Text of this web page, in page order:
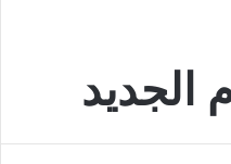
الجديد